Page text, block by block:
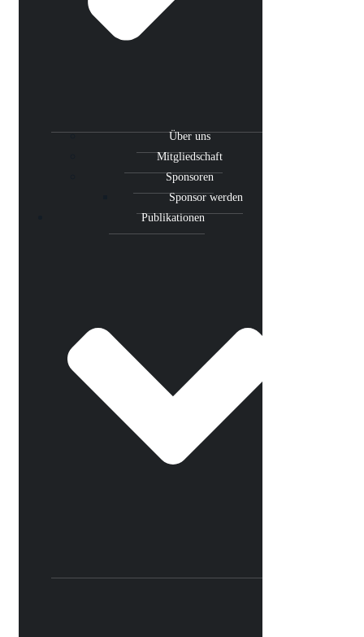
Über uns
Mitgliedschaft
Sponsoren
Sponsor werden
Publikationen